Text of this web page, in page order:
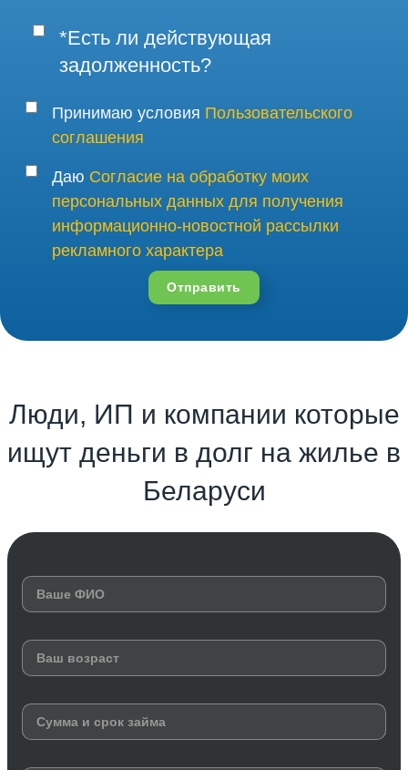
*Есть ли действующая
задолженность?
Принимаю условия Пользовательского
соглашения
Даю Согласие на обработку моих
персональных данных для получения
информационно-новостной рассылки
рекламного характера
Отправить
Люди, ИП и компании которые
ищут деньги в долг на жилье в
Беларуси